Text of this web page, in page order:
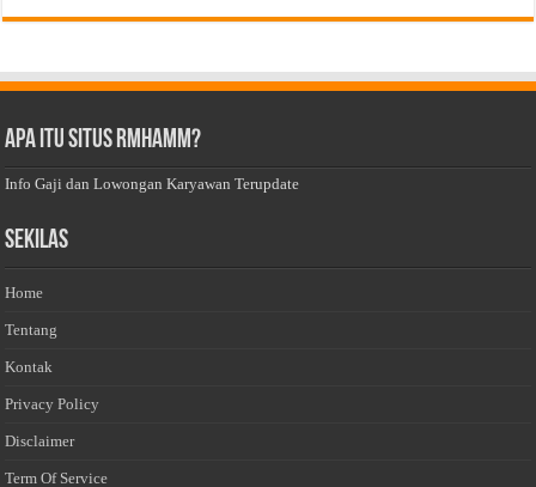
Apa Itu Situs Rmhamm?
Info Gaji dan Lowongan Karyawan Terupdate
Sekilas
Home
Tentang
Kontak
Privacy Policy
Disclaimer
Term Of Service